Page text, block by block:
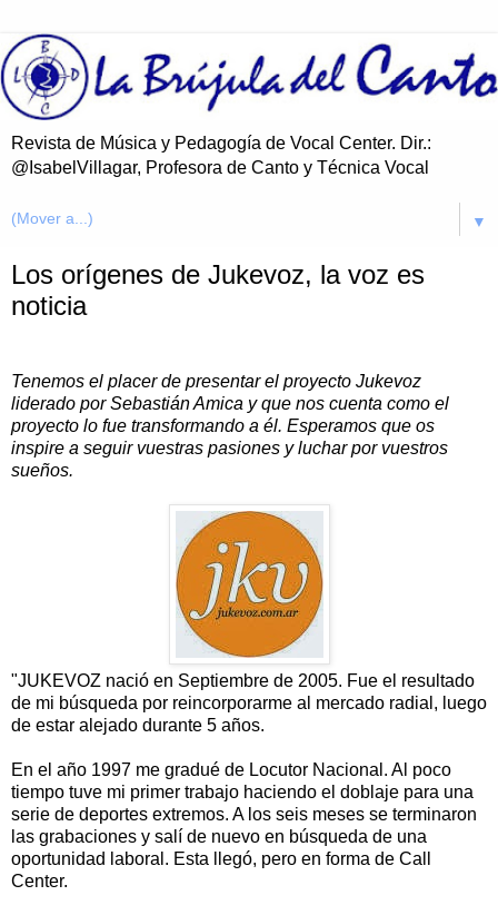
Revista de Música y Pedagogía de Vocal Center. Dir.:
@IsabelVillagar, Profesora de Canto y Técnica Vocal
▼
Los orígenes de Jukevoz, la voz es
noticia
Tenemos el placer de presentar el proyecto Jukevoz
liderado por Sebastián Amica y que nos cuenta como el
proyecto lo fue transformando a él. Esperamos que os
inspire a seguir vuestras pasiones y luchar por vuestros
sueños.
"JUKEVOZ nació en Septiembre de 2005. Fue el resultado
de mi búsqueda por reincorporarme al mercado radial, luego
de estar alejado durante 5 años.
En el año 1997 me gradué de Locutor Nacional. Al poco
tiempo tuve mi primer trabajo haciendo el doblaje para una
serie de deportes extremos. A los seis meses se terminaron
las grabaciones y salí de nuevo en búsqueda de una
oportunidad laboral. Esta llegó, pero en forma de Call
Center.